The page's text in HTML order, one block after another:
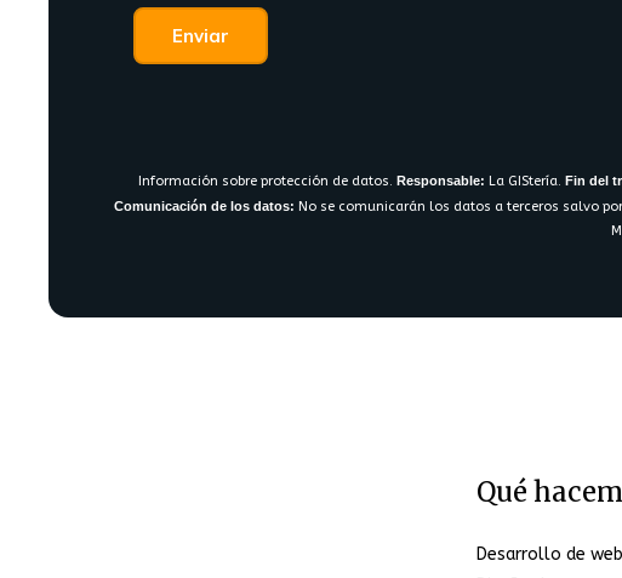
Información sobre protección de datos. Responsable: La GIStería. Fin del
Comunicación de los datos: No se comunicarán los datos a terceros salvo
Qué
Desarrollo de